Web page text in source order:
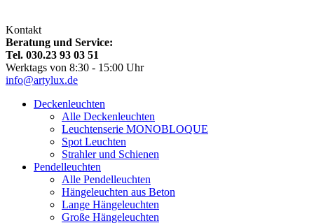
Kontakt
Beratung und Service:
Tel. 030.23 93 03 51
Werktags von 8:30 - 15:00 Uhr
info@artylux.de
Deckenleuchten
Alle Deckenleuchten
Leuchtenserie MONOBLOQUE
Spot Leuchten
Strahler und Schienen
Pendelleuchten
Alle Pendelleuchten
Hängeleuchten aus Beton
Lange Hängeleuchten
Große Hängeleuchten